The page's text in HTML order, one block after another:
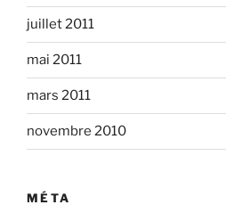
juillet 2011
mai 2011
mars 2011
novembre 2010
MÉTA